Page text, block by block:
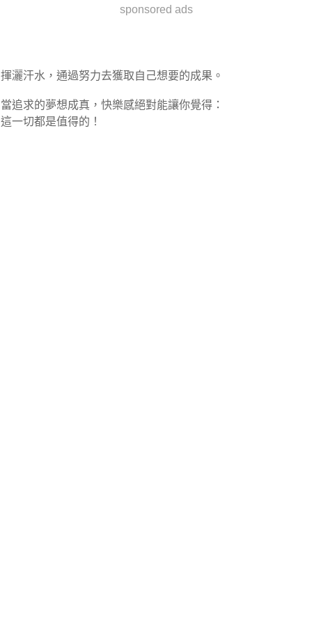
sponsored ads
揮灑汗水，通過努力去獲取自己想要的成果。
當追求的夢想成真，快樂感絕對能讓你覺得：
這一切都是值得的！